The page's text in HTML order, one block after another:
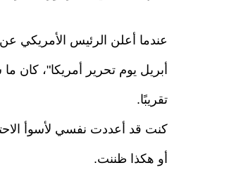
عندما أعلن الرئيس الأمريكي
أبريل يوم تحرير أمريكا"، كان
تقريبًا.
كنت قد أعددت نفسي لأسوأ
أو هكذا ظننت.